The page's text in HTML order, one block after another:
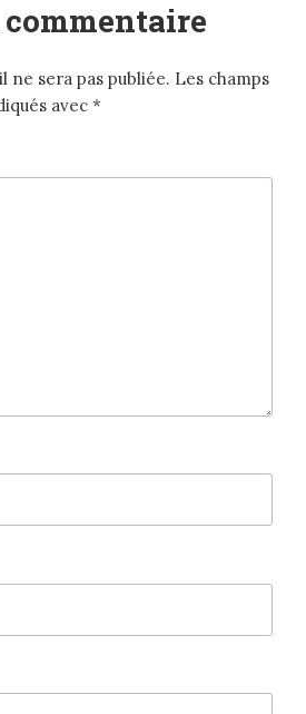
ne sera pas publiée. Les champs
avec *